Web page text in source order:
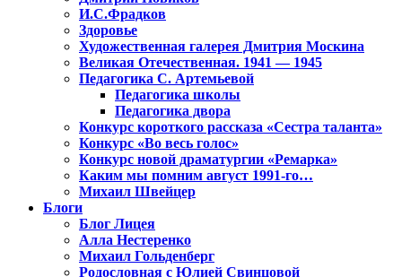
И.С.Фрадков
Здоровье
Художественная галерея Дмитрия Москина
Великая Отечественная. 1941 — 1945
Педагогика С. Артемьевой
Педагогика школы
Педагогика двора
Конкурс короткого рассказа «Сестра таланта»
Конкурс «Во весь голос»
Конкурс новой драматургии «Ремарка»
Каким мы помним август 1991-го…
Михаил Швейцер
Блоги
Блог Лицея
Алла Нестеренко
Михаил Гольденберг
Родословная с Юлией Свинцовой